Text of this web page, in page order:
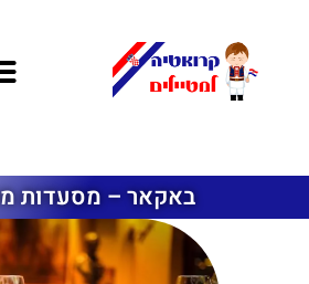
באקאר – מסעדות